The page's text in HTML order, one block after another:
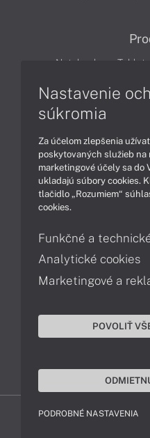
Notebooky Tablety
Podpora a servis
043 4224 771
Nastavenie
súkromia
Za účelom zlepšenia
poskytovaných služieb na
marketingové účely sa do
ukladajú súbory cookies.
tlačidlo „Rozumiem“
cookies.
Funkčné a
Analytické cookies
Marketingové a
POVOLIŤ
PODROBNÉ NASTAVENIA